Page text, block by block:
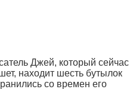
Джей, который сейчас
находит шесть бутылок
со времен его